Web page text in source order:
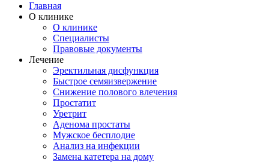
Главная
О клинике
О клинике
Специалисты
Правовые документы
Лечение
Эректильная дисфункция
Быстрое семяизвержение
Снижение полового влечения
Простатит
Уретрит
Аденома простаты
Мужское бесплодие
Анализ на инфекции
Замена катетера на дому